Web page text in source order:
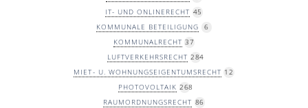
IT- UND ONLINERECHT 45
KOMMUNALE BETEILIGUNG
6
KOMMUNALRECHT 37
LUFTVERKEHRSRECHT 284
MIET- U. WOHNUNGSEIGENTUMSRECHT 12
PHOTOVOLTAIK 268
RAUMORDNUNGSRECHT 86